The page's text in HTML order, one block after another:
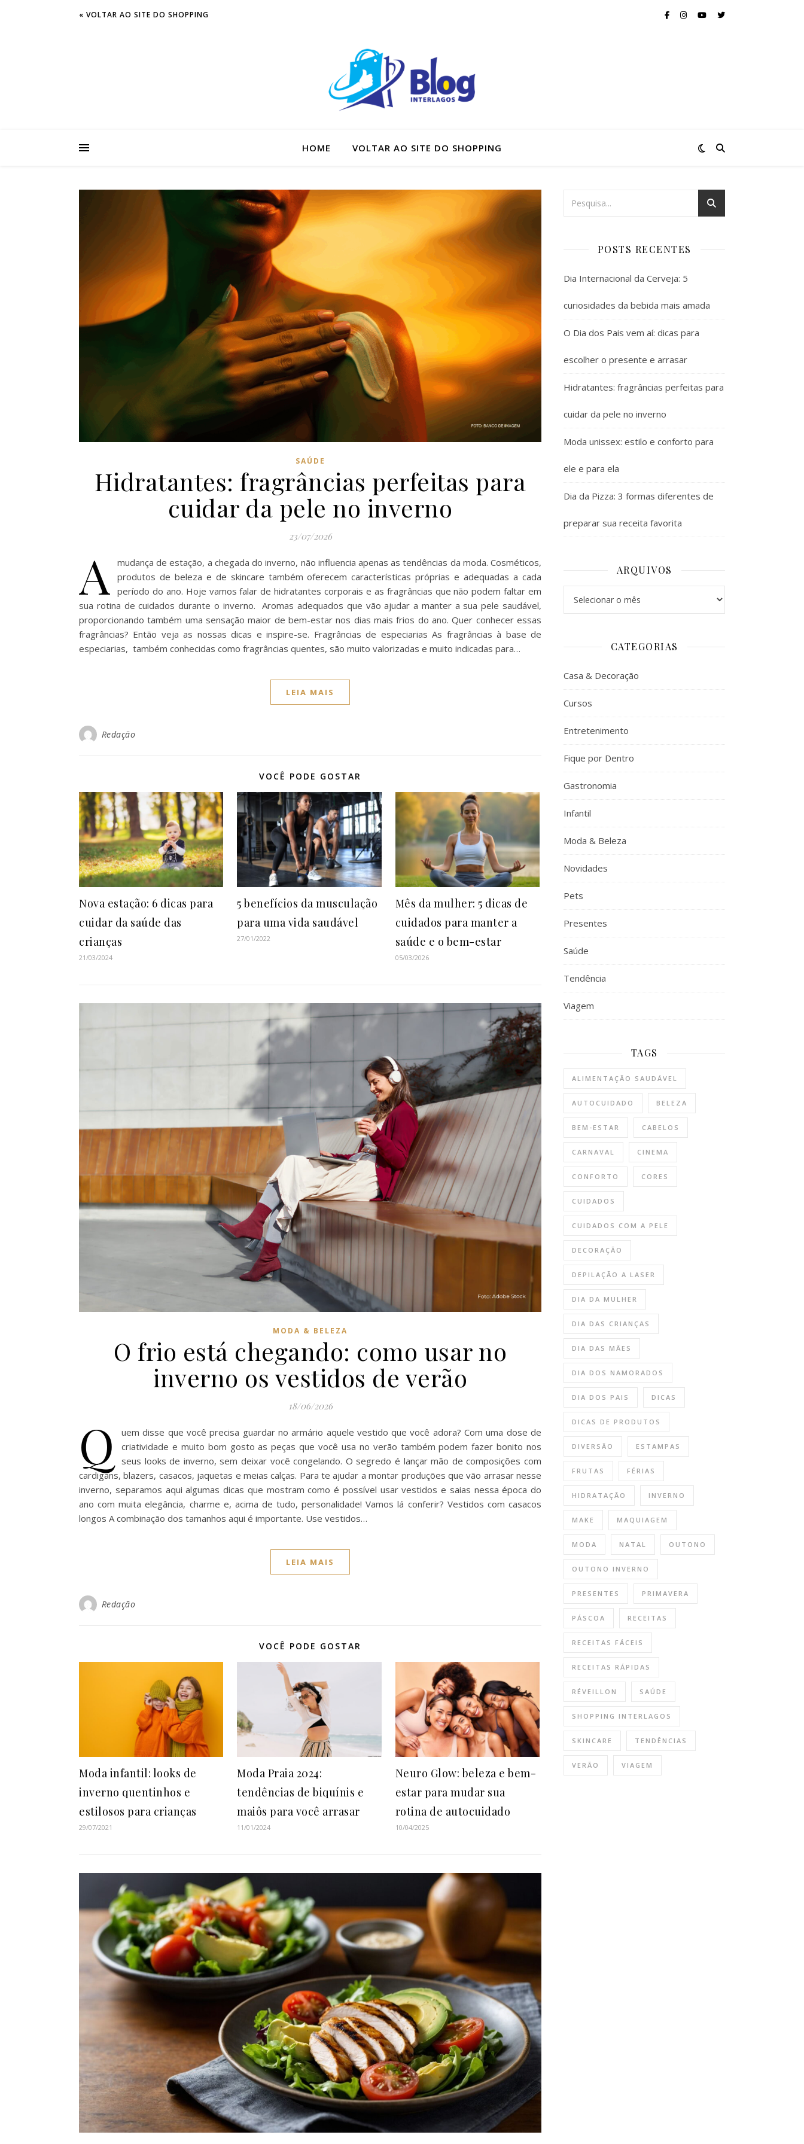
« VOLTAR AO SITE DO SHOPPING
HOME VOLTAR AO SITE DO SHOPPING
SAÚDE
Hidratantes: fragrâncias perfeitas para
cuidar da pele no inverno
23/07/2026
A
mudança de estação, a chegada do inverno, não influencia apenas as tendências da moda. Cosméticos,
produtos de beleza e de skincare também oferecem características próprias e adequadas a cada
período do ano. Hoje vamos falar de hidratantes corporais e as fragrâncias que não podem faltar em
sua rotina de cuidados durante o inverno. Aromas adequados que vão ajudar a manter a sua pele saudável,
proporcionando também uma sensação maior de bem-estar nos dias mais frios do ano. Quer conhecer essas
fragrâncias? Então veja as nossas dicas e inspire-se. Fragrâncias de especiarias As fragrâncias à base de
especiarias, também conhecidas como fragrâncias quentes, são muito valorizadas e muito indicadas para…
LEIA MAIS
Redação
VOCÊ PODE GOSTAR
Nova estação: 6 dicas para
cuidar da saúde das
crianças
21/03/2024
5 benefícios da musculação
para uma vida saudável
27/01/2022
Mês da mulher: 5 dicas de
cuidados para manter a
saúde e o bem-estar
05/03/2026
MODA & BELEZA
O frio está chegando: como usar no
inverno os vestidos de verão
18/06/2026
Q
uem disse que você precisa guardar no armário aquele vestido que você adora? Com uma dose de
criatividade e muito bom gosto as peças que você usa no verão também podem fazer bonito nos
seus looks de inverno, sem deixar você congelando. O segredo é lançar mão de composições com
cardigans, blazers, casacos, jaquetas e meias calças. Para te ajudar a montar produções que vão arrasar nesse
inverno, separamos aqui algumas dicas que mostram como é possível usar vestidos e saias nessa época do
ano com muita elegância, charme e, acima de tudo, personalidade! Vamos lá conferir? Vestidos com casacos
longos A combinação dos tamanhos aqui é importante. Use vestidos…
LEIA MAIS
Redação
VOCÊ PODE GOSTAR
Moda infantil: looks de
inverno quentinhos e
estilosos para crianças
29/07/2021
Moda Praia 2024:
tendências de biquínis e
maiôs para você arrasar
11/01/2024
Neuro Glow: beleza e bem-
estar para mudar sua
rotina de autocuidado
10/04/2025
POSTS RECENTES
Dia Internacional da Cerveja: 5
curiosidades da bebida mais amada
O Dia dos Pais vem aí: dicas para
escolher o presente e arrasar
Hidratantes: fragrâncias perfeitas para
cuidar da pele no inverno
Moda unissex: estilo e conforto para
ele e para ela
Dia da Pizza: 3 formas diferentes de
preparar sua receita favorita
ARQUIVOS
CATEGORIAS
Casa & Decoração
Cursos
Entretenimento
Fique por Dentro
Gastronomia
Infantil
Moda & Beleza
Novidades
Pets
Presentes
Saúde
Tendência
Viagem
TAGS
ALIMENTAÇÃO SAUDÁVEL
AUTOCUIDADO BELEZA
BEM-ESTAR CABELOS
CARNAVAL CINEMA
CONFORTO CORES
CUIDADOS
CUIDADOS COM A PELE
DECORAÇÃO
DEPILAÇÃO A LASER
DIA DA MULHER
DIA DAS CRIANÇAS
DIA DAS MÃES
DIA DOS NAMORADOS
DIA DOS PAIS DICAS
DICAS DE PRODUTOS
DIVERSÃO ESTAMPAS
FRUTAS FÉRIAS
HIDRATAÇÃO INVERNO
MAKE MAQUIAGEM
MODA NATAL OUTONO
OUTONO INVERNO
PRESENTES PRIMAVERA
PÁSCOA RECEITAS
RECEITAS FÁCEIS
RECEITAS RÁPIDAS
RÉVEILLON SAÚDE
SHOPPING INTERLAGOS
SKINCARE TENDÊNCIAS
VERÃO VIAGEM